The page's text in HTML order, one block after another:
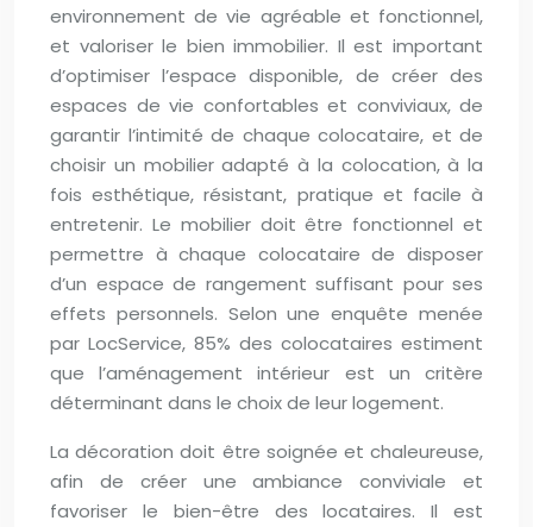
environnement de vie agréable et fonctionnel,
et valoriser le bien immobilier. Il est important
d’optimiser l’espace disponible, de créer des
espaces de vie confortables et conviviaux, de
garantir l’intimité de chaque colocataire, et de
choisir un mobilier adapté à la colocation, à la
fois esthétique, résistant, pratique et facile à
entretenir. Le mobilier doit être fonctionnel et
permettre à chaque colocataire de disposer
d’un espace de rangement suffisant pour ses
effets personnels. Selon une enquête menée
par LocService, 85% des colocataires estiment
que l’aménagement intérieur est un critère
déterminant dans le choix de leur logement.
La décoration doit être soignée et chaleureuse,
afin de créer une ambiance conviviale et
favoriser le bien-être des locataires. Il est